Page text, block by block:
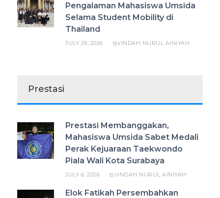
Pengalaman Mahasiswa Umsida
Selama Student Mobility di
Thailand
JULY 29, 2026 BYINDAH NURUL AINIYAH
Prestasi
Prestasi Membanggakan,
Mahasiswa Umsida Sabet Medali
Perak Kejuaraan Taekwondo
Piala Wali Kota Surabaya
JULY 6, 2026 BYINDAH NURUL AINIYAH
Elok Fatikah Persembahkan